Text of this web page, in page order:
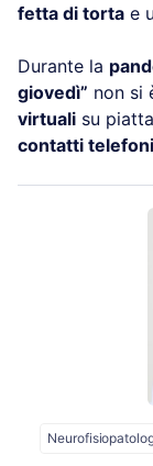
fetta di torta e
Durante la
giovedì” non si
virtuali su
contatti